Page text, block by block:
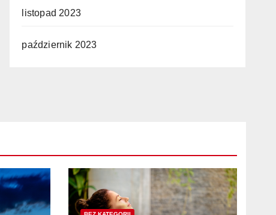
listopad 2023
październik 2023